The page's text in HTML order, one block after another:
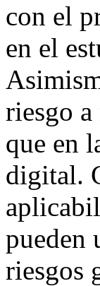
con el
en el
riesgo
que en
digital.
pueden
riesgos